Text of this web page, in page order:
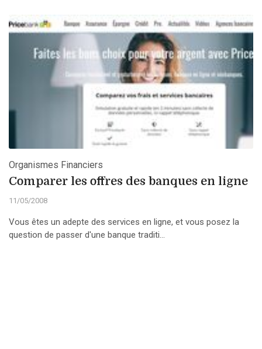
Organismes Financiers
Comparer les offres des banques en ligne
11/05/2008
Vous êtes un adepte des services en ligne, et vous posez la
question de passer d'une banque traditi...